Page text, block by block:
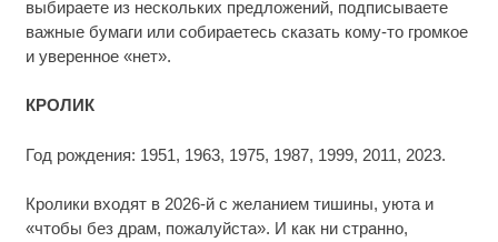
выбираете из нескольких предложений, подписываете
важные бумаги или собираетесь сказать кому-то громкое
и уверенное «нет».
КРОЛИК
Год рождения: 1951, 1963, 1975, 1987, 1999, 2011, 2023.
Кролики входят в 2026-й с желанием тишины, уюта и
«чтобы без драм, пожалуйста». И как ни странно,